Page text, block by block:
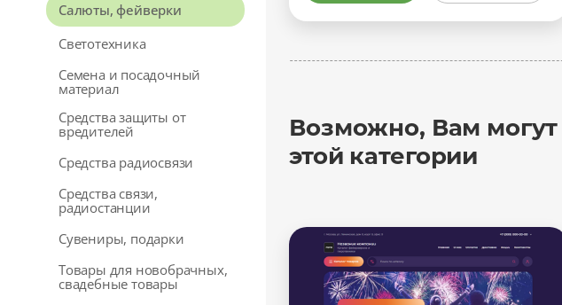
Салюты, фейверки
Светотехника
Семена и посадочный
материал
Средства защиты от
вредителей
Средства радиосвязи
Средства связи,
радиостанции
Сувениры, подарки
Товары для новобрачных,
свадебные товары
Возможно, Вам могут
этой категории